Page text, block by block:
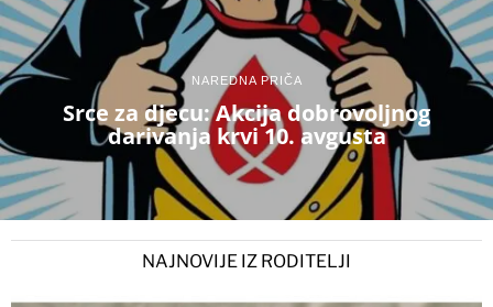
NAREDNA PRIČA
Srce za djecu: Akcija dobrovoljnog
darivanja krvi 10. avgusta
NAJNOVIJE IZ RODITELJI